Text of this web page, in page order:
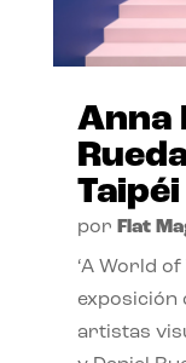
Anna
Taipéi
por Flat
‘A World
exposición
artistas